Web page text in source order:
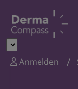
Anmelden